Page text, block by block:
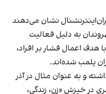
نشان می‌دهند
به دلیل فعالیت
هدف اعمال فشار بر افراد،
پلمب شده‌اند.
و به عنوان مثال در آذر
در خیزش «زن، زندگی،